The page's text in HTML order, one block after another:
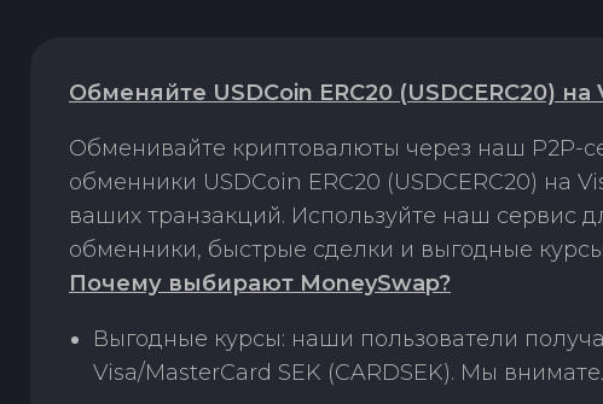
Обменяйте USDCoin ERC20 (USDCERC20)
Обменивайте криптовалюты через наш P2P-
обменники USDCoin ERC20 (USDCERC20) на
ваших транзакций. Используйте наш
обменники, быстрые сделки и выгодные
Почему выбирают MoneySwap?
Выгодные курсы: наши пользователи
Visa/MasterCard SEK (CARDSEK). Мы